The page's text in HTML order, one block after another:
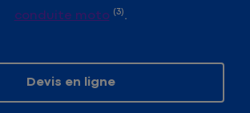
conduite moto (3).
Devis en ligne